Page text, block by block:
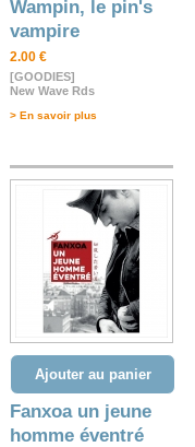
Wampin, le pin's
vampire
2.00 €
[GOODIES]
New Wave Rds
> En savoir plus
Ajouter au panier
Fanxoa un jeune
homme éventré